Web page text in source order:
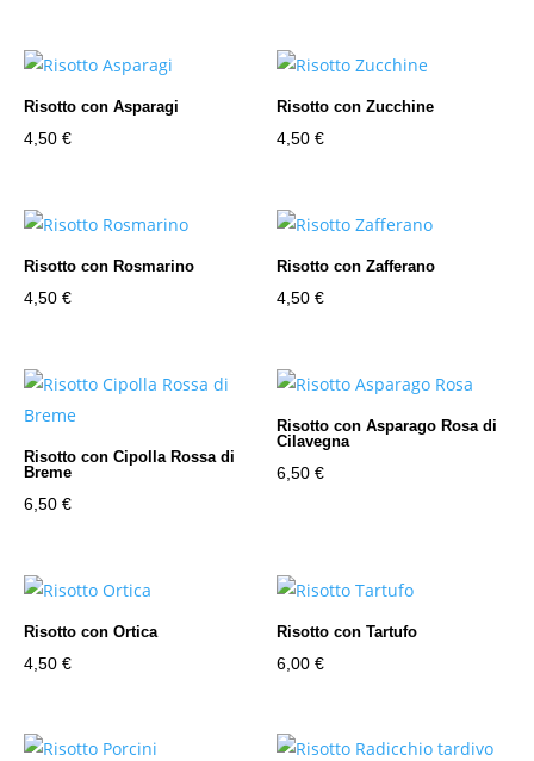
Risotto con Asparagi
4,50 €
Risotto con Zucchine
4,50€
Risotto con Rosmarino
4,50 €
Risotto con Zafferano
4,50€
Risotto con Cipolla Rossa di
Breme
6,50 €
Risotto con Asparago Rosa di
Cilavegna
6,50€
Risotto con Ortica
4,50 €
Risotto con Tartufo
6,00€